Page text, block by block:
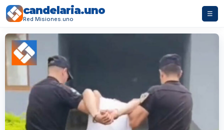
candelaria.uno
Red Misiones.uno
☰